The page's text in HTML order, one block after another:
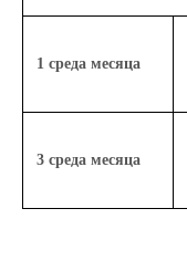
1 среда месяца
3 среда месяца